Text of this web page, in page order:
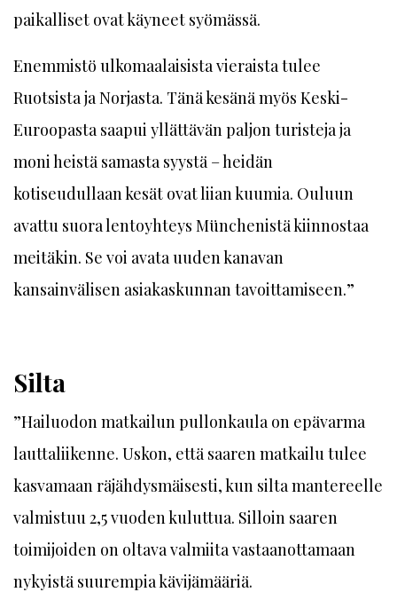
paikalliset ovat käyneet syömässä.
Enemmistö ulkomaalaisista vieraista tulee
Ruotsista ja Norjasta. Tänä kesänä myös Keski-
Euroopasta saapui yllättävän paljon turisteja ja
moni heistä samasta syystä – heidän
kotiseudullaan kesät ovat liian kuumia. Ouluun
avattu suora lentoyhteys Münchenistä kiinnostaa
meitäkin. Se voi avata uuden kanavan
kansainvälisen asiakaskunnan tavoittamiseen.”
Silta
”Hailuodon matkailun pullonkaula on epävarma
lauttaliikenne. Uskon, että saaren matkailu tulee
kasvamaan räjähdysmäisesti, kun silta mantereelle
valmistuu 2,5 vuoden kuluttua. Silloin saaren
toimijoiden on oltava valmiita vastaanottamaan
nykyistä suurempia kävijämääriä.